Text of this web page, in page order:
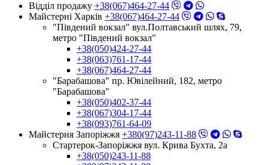
Відділ продажу +38(067)464-27-44
Майстерні Харків +38(067)464-27-44
"Південий вокзал" вул.Полтавський шлях, 79,
метро "Південий вокзал"
+38(050)424-27-44
+38(063)761-17-44
+38(067)464-27-44
"Барабашова" пр. Ювілейний, 182, метро
"Барабашова"
+38(050)402-37-44
+38(067)304-17-44
+38(093)761-64-09
Майстерня Запоріжжя +380(97)243-11-88
Стартерок-Запоріжжя вул. Крива Бухта, 2а
+38(050)243-11-88